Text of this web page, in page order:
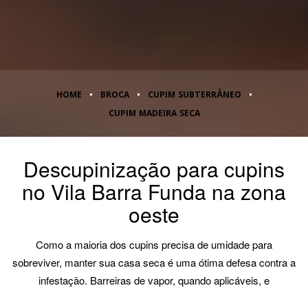
HOME BROCA
CUPIM SUBTERRÂNEO
CUPIM MADEIRA SECA
Descupinização para cupins
no Vila Barra Funda na zona
oeste
Como a maioria dos cupins precisa de umidade para
sobreviver, manter sua casa seca é uma ótima defesa contra a
infestação. Barreiras de vapor, quando aplicáveis, e